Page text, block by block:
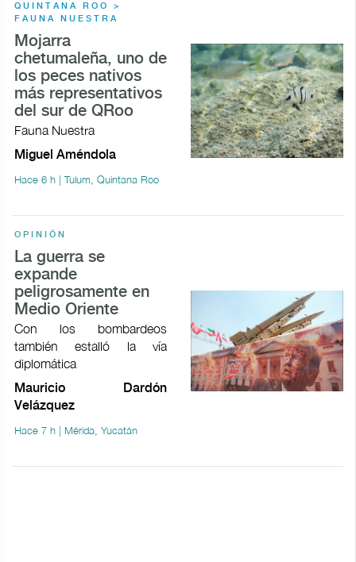
QUINTANA ROO >
FAUNA NUESTRA
Mojarra
chetumaleña, uno de
los peces nativos
más representativos
del sur de QRoo
Fauna Nuestra
Miguel Améndola
Hace 6 h | Tulum, Quintana Roo
OPINIÓN
La guerra se
expande
peligrosamente en
Medio Oriente
Con los bombardeos
también estalló la vía
diplomática
Mauricio Dardón
Velázquez
Hace 7 h | Mérida, Yucatán